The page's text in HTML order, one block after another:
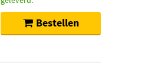
Bestellen